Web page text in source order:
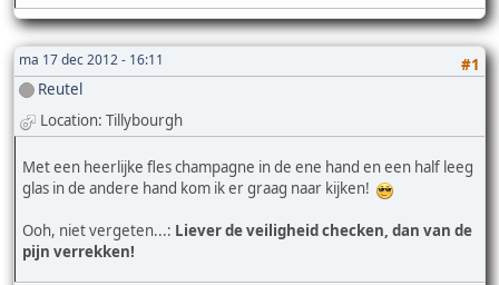
ma 17 dec 2012 - 16:11
#1
Reutel
Location: Tillybourgh
Met een heerlijke fles champagne in de ene hand en een half leeg
glas in de andere hand kom ik er graag naar kijken!
Ooh, niet vergeten...: Liever de veiligheid checken, dan van de
pijn verrekken!